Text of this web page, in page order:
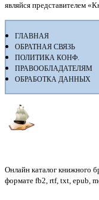
являйся представителем
ГЛАВНАЯ
ОБРАТНАЯ СВЯЗЬ
ПОЛИТИКА КОНФ.
ПРАВООБЛАДАТЕЛЯМ
ОБРАБОТКА ДАННЫХ
Онлайн каталог книжного
формате fb2, rtf, txt, epub,